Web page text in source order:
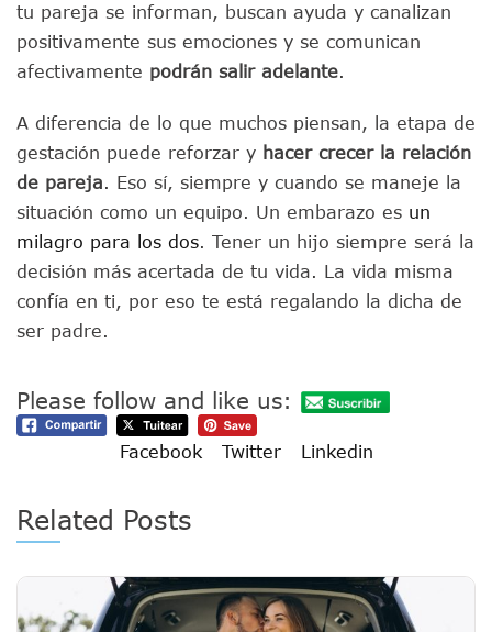
tu pareja se informan, buscan ayuda y canalizan
positivamente sus emociones y se comunican
afectivamente podrán salir adelante.
A diferencia de lo que muchos piensan, la etapa de
gestación puede reforzar y hacer crecer la relación
de pareja. Eso sí, siempre y cuando se maneje la
situación como un equipo. Un embarazo es un
milagro para los dos. Tener un hijo siempre será la
decisión más acertada de tu vida. La vida misma
confía en ti, por eso te está regalando la dicha de
ser padre.
Please follow and like us:
Facebook Twitter Linkedin
Related Posts